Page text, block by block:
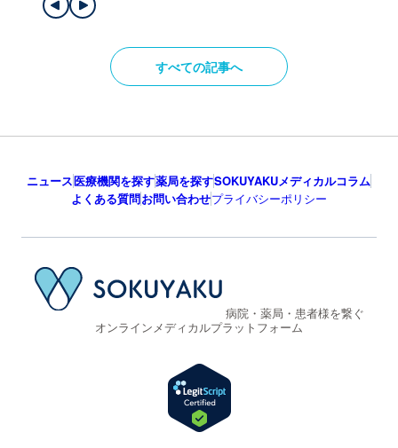
すべての記事へ
ニュース医療機関を探す薬局を探すSOKUYAKUメディカルコラム
よくある質問お問い合わせプライバシーポリシー
病院・薬局・患者様を繋ぐ
オンラインメディカルプラットフォーム